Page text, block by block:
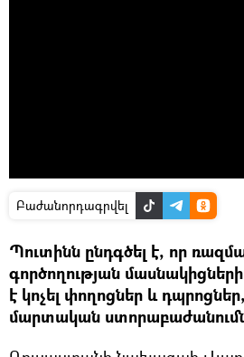
Բաժանորդագրվել
Պուտինն ընդգծել է, որ
գործողության
է կոչել փողոցներ և
մարտական